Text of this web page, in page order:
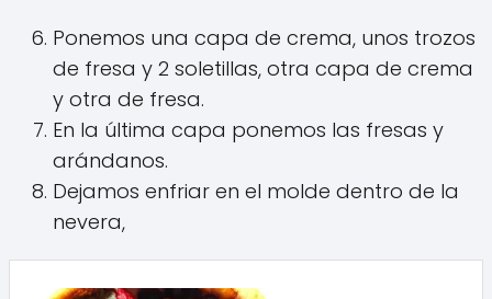
Ponemos una capa de crema, unos trozos
de fresa y 2 soletillas, otra capa de crema
y otra de fresa.
En la última capa ponemos las fresas y
arándanos.
Dejamos enfriar en el molde dentro de la
nevera,